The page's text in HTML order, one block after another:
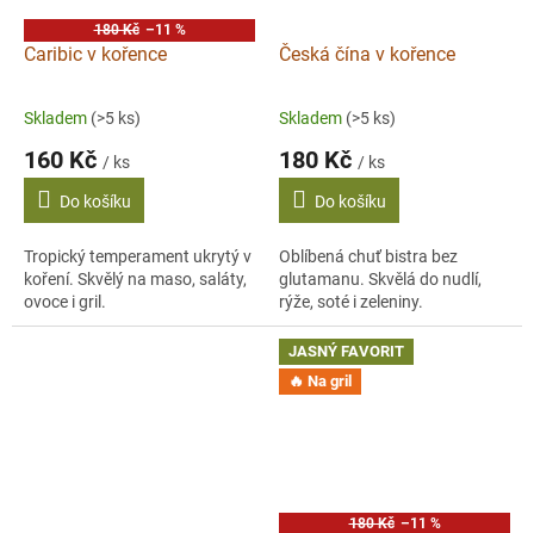
180 Kč –11 %
Caribic v kořence
Skladem (>5 ks)
160 Kč / ks
Do košíku
Tropický temperament ukrytý v
koření. Skvělý na maso, saláty,
ovoce i gril.
Česká čína v kořence
Skladem (>5 ks)
180 Kč / ks
Do košíku
Oblíbená chuť bistra bez
glutamanu. Skvělá do nudlí,
rýže, soté i zeleniny.
JASNÝ FAVORIT
🔥 Na gril
180 Kč –11 %